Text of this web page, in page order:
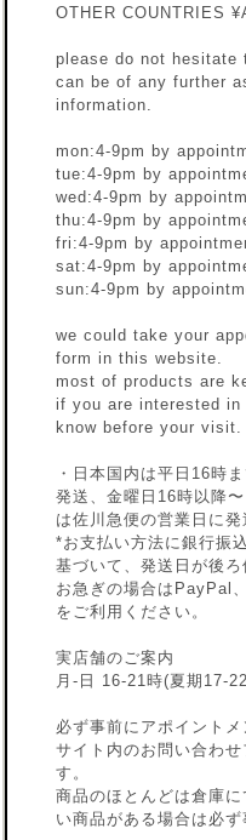
OTHER COUNTRIES
please do not
can be of any further
information.
mon:4-9pm by
tue:4-9pm by
wed:4-9pm by
thu:4-9pm by
fri:4-9pm by
sat:4-9pm by
sun:4-9pm by
we could take your
form in this website.
most of products are
if you are interested
know before your visit.
・日本国内は平日16時
発送、金曜日16時以降
は佐川急便の営業日に発
*お支払い方法に銀行振
基づいて、発送日が後ろ
お急ぎの場合はPayPal
をご利用ください。
実店舗のご案内
月-日 16-21時(夏期17-
必ず事前にアポイントメ
サイト内のお問い合わ
す。
商品のほとんどは倉庫
い商品がある場合は必ず